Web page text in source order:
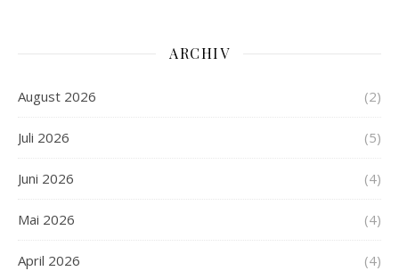
ARCHIV
August 2026 (2)
Juli 2026 (5)
Juni 2026 (4)
Mai 2026 (4)
April 2026 (4)